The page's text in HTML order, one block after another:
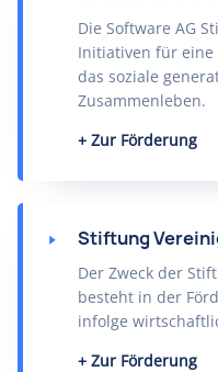
Die Software AG
Initiativen für
das soziale
Zusammenleben.
Zur Förderung
Stiftung
Der Zweck der
besteht in der
infolge
Zur Förderung